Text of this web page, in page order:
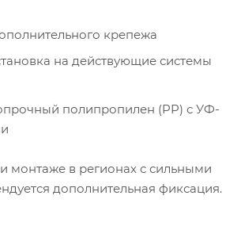
крепежа
на действующие системы
полипропилен (PP) с УФ-
монтаже в регионах с сильными
дополнительная фиксация.